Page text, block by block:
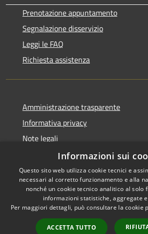
Prenotazione appuntamento
Segnalazione disservizio
Leggi le FAQ
Richiesta assistenza
Amministrazione trasparente
Informativa privacy
Note legali
Dichiarazione di accessibilità
RSS
Accessibilità
Informazioni sui
Questo sito web utilizza cookie tecnici e
necessari al corretto funzionamento e alla
nonché un cookie tecnico analitico al solo
informazioni statistiche, aggregate
Per maggiori dettagli, può consultare la cookie
ACCETTA TUTTO